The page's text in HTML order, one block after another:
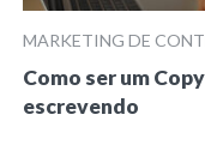
MARKETING DE
Como ser um
escrevendo